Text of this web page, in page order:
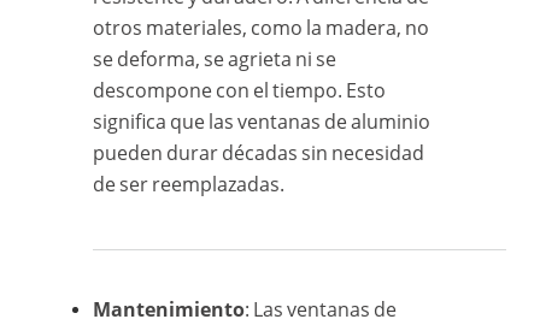
otros materiales, como la madera, no
se deforma, se agrieta ni se
descompone con el tiempo. Esto
significa que las ventanas de aluminio
pueden durar décadas sin necesidad
de ser reemplazadas.
Mantenimiento: Las ventanas de